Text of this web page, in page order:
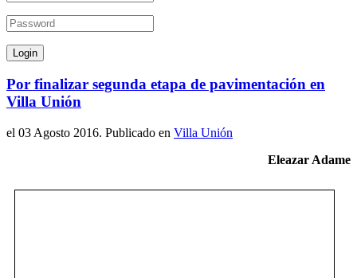
Por finalizar segunda etapa de pavimentación en
Villa Unión
el 03 Agosto 2016. Publicado en Villa Unión
Eleazar Adame